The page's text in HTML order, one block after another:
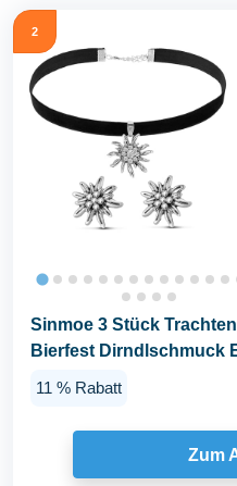
2
Sinmoe 3 Stück
Bierfest Dirndlschmuck
11 % Rabatt
Zum